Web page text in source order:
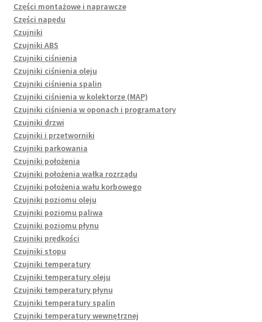
Części montażowe i naprawcze
Części napędu
Czujniki
Czujniki ABS
Czujniki ciśnienia
Czujniki ciśnienia oleju
Czujniki ciśnienia spalin
Czujniki ciśnienia w kolektorze (MAP)
Czujniki ciśnienia w oponach i programatory
Czujniki drzwi
Czujniki i przetworniki
Czujniki parkowania
Czujniki położenia
Czujniki położenia wałka rozrządu
Czujniki położenia wału korbowego
Czujniki poziomu oleju
Czujniki poziomu paliwa
Czujniki poziomu płynu
Czujniki prędkości
Czujniki stopu
Czujniki temperatury
Czujniki temperatury oleju
Czujniki temperatury płynu
Czujniki temperatury spalin
Czujniki temperatury wewnętrznej